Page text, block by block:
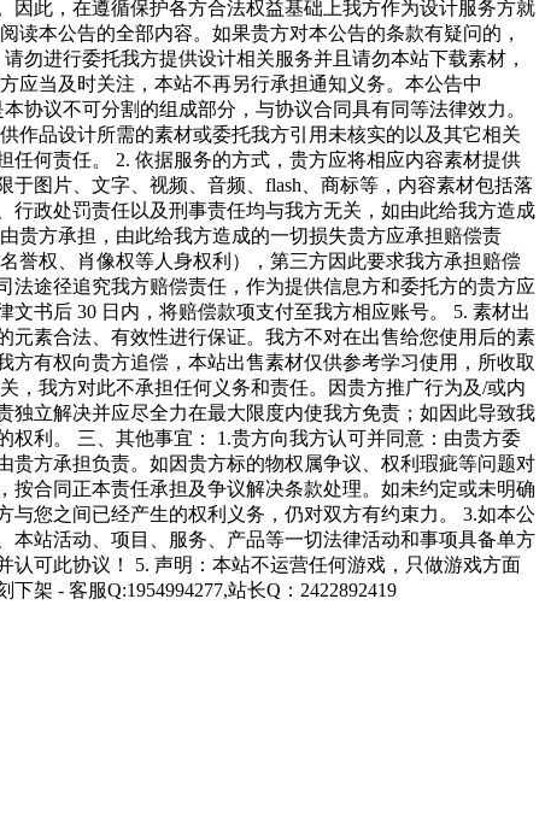
此，在遵循保护各方合法权益基础上我方作为设计服务方就
本公告的全部内容。如果贵方对本公告的条款有疑问的，
勿进行委托我方提供设计相关服务并且请勿本站下载素材，
应当及时关注，本站不再另行承担通知义务。本公告中
协议不可分割的组成部分，与协议合同具有同等法律效力。
作品设计所需的素材或委托我方引用未核实的以及其它相关
何责任。 2. 依据服务的方式，贵方应将相应内容素材提供
图片、文字、视频、音频、flash、商标等，内容素材包括落
政处罚责任以及刑事责任均与我方无关，如由此给我方造成
贵方承担，由此给我方造成的一切损失贵方应承担赔偿责
誉权、肖像权等人身权利），第三方因此要求我方承担赔偿
途径追究我方赔偿责任，作为提供信息方和委托方的贵方应
书后 30 日内，将赔偿款项支付至我方相应账号。 5. 素材出
素合法、有效性进行保证。我方不对在出售给您使用后的素
有权向贵方追偿，本站出售素材仅供参考学习使用，所收取
，我方对此不承担任何义务和责任。因贵方推广行为及/或内
立解决并应尽全力在最大限度内使我方免责；如因此导致我
利。 三、其他事宜： 1.贵方向我方认可并同意：由贵方委
方承担负责。如因贵方标的物权属争议、权利瑕疵等问题对
合同正本责任承担及争议解决条款处理。如未约定或未明确
您之间已经产生的权利义务，仍对双方有约束力。 3.如本公
站活动、项目、服务、产品等一切法律活动和事项具备单方
可此协议！ 5. 声明：本站不运营任何游戏，只做游戏方面
架 - 客服Q:1954994277,站长Q：2422892419